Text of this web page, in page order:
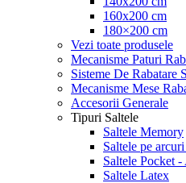
160x200 cm
180×200 cm
Vezi toate produsele
Mecanisme Paturi
Sisteme De Rabatare
Mecanisme Mese
Accesorii Generale
Tipuri Saltele
Saltele Memory
Saltele pe
Saltele Pocket
Saltele Latex